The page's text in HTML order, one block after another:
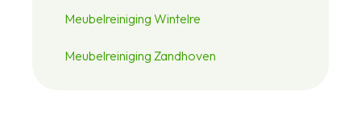
Meubelreiniging Wintelre
Meubelreiniging Zandhoven